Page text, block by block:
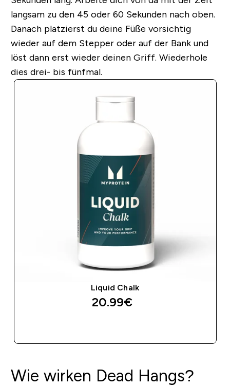
langsam zu den 45 oder 60 Sekunden nach oben.
Danach platzierst du deine Füße vorsichtig
wieder auf dem Stepper oder auf der Bank und
löst dann erst wieder deinen Griff. Wiederhole
dies drei- bis fünfmal.
Liquid Chalk
20.99€‎
Wie wirken Dead Hangs?